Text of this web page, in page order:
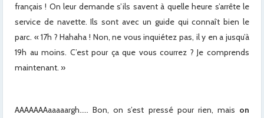
français ! On leur demande s’ils savent à quelle heure s’arrête le
service de navette. Ils sont avec un guide qui connaît bien le
parc. « 17h ? Hahaha ! Non, ne vous inquiétez pas, il y en a jusqu’à
19h au moins. C’est pour ça que vous courrez ? Je comprends
maintenant. »
AAAAAAAaaaaargh….. Bon, on s’est pressé pour rien, mais on